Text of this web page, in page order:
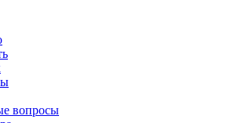
вопросы